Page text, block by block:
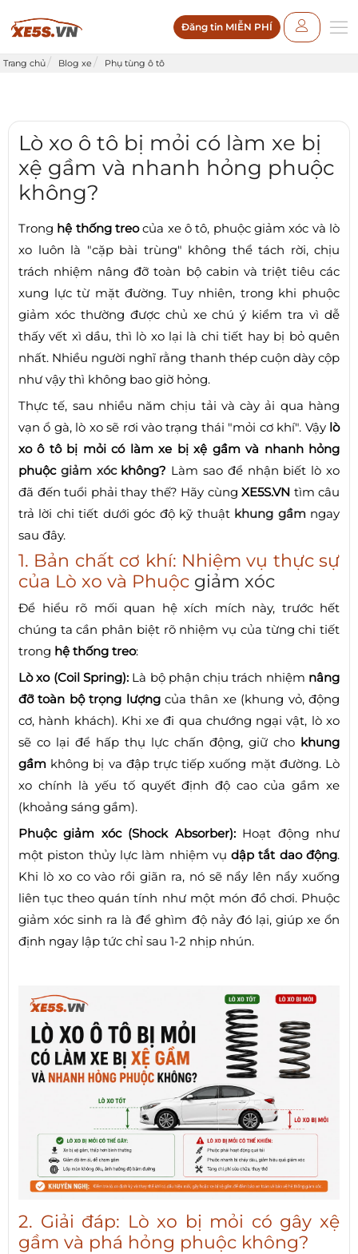
Đăng tin MIỄN PHÍ
Trang chủ Blog xe Phụ tùng ô tô
Lò xo ô tô bị mỏi có làm xe bị
xệ gầm và nhanh hỏng phuộc
không?
Trong hệ thống treocủa xe ô tô, phuộc giảm xóc và lò
xo luôn là "cặp bài trùng" không thể tách rời, chịu
trách nhiệm nâng đỡ toàn bộ cabin và triệt tiêu các
xung lực từ mặt đường. Tuy nhiên, trong khi phuộc
giảm xóc thường được chủ xe chú ý kiểm tra vì dễ
thấy vết xì dầu, thì lò xo lại là chi tiết hay bị bỏ quên
nhất. Nhiều người nghĩ rằng thanh thép cuộn dày cộp
như vậy thì không bao giờ hỏng.
Thực tế, sau nhiều năm chịu tải và cày ải qua hàng
vạn ổ gà, lò xo sẽ rơi vào trạng thái "mỏi cơ khí". Vậy lò
xo ô tô bị mỏi có làm xe bị xệ gầm và nhanh hỏng
phuộc giảm xóckhông? Làm sao để nhận biết lò xo
đã đến tuổi phải thay thế? Hãy cùng XE5S.VN tìm câu
trả lời chi tiết dưới góc độ kỹ thuật khung gầmngay
sau đây.
1. Bản chất cơ khí: Nhiệm vụ thực sự
của Lò xo và Phuộc giảm xóc
Để hiểu rõ mối quan hệ xích mích này, trước hết
chúng ta cần phân biệt rõ nhiệm vụ của từng chi tiết
trong hệ thống treo:
Lò xo (Coil Spring):Là bộ phận chịu trách nhiệm nâng
đỡ toàn bộ trọng lượngcủa thân xe (khung vỏ, động
cơ, hành khách). Khi xe đi qua chướng ngại vật, lò xo
sẽ co lại để hấp thụ lực chấn động, giữ cho khung
gầm không bị va đập trực tiếp xuống mặt đường. Lò
xo chính là yếu tố quyết định độ cao của gầm xe
(khoảng sáng gầm).
Phuộc giảm xóc (Shock Absorber):Hoạt động như
một piston thủy lực làm nhiệm vụdập tắt dao động.
Khi lò xo co vào rồi giãn ra, nó sẽ nẩy lên nẩy xuống
liên tục theo quán tính như một món đồ chơi. Phuộc
giảm xóc sinh ra là để ghìm độ nảy đó lại, giúp xe ổn
định ngay lập tức chỉ sau 1-2 nhịp nhún.
2. Giải đáp: Lò xo bị mỏi có gây xệ
gầm và phá hỏng phuộc không?